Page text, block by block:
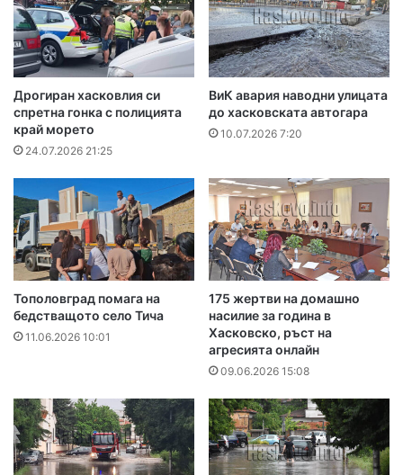
Дрогиран хасковлия си
спретна гонка с полицията
край морето
24.07.2026 21:25
ВиК авария наводни улицата
до хасковската автогара
10.07.2026 7:20
Тополовград помага на
бедстващото село Тича
11.06.2026 10:01
175 жертви на домашно
насилие за година в
Хасковско, ръст на
агресията онлайн
09.06.2026 15:08